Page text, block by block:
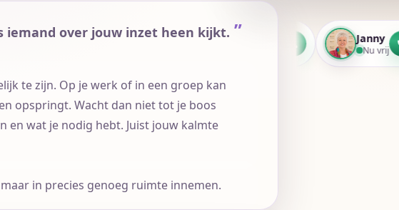
iemand over jouw inzet heen kijkt.
te zijn. Op je werk of in een groep kan
opspringt. Wacht dan niet tot je boos
en wat je nodig hebt. Juist jouw kalmte
in precies genoeg ruimte innemen.
Marina Hielkje Janny
Nu vrij